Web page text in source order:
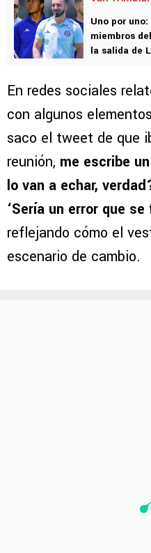
Uno por
miembros
la salida de
En redes sociales
con algunos
saco el tweet de que
reunión, me escribe
lo van a echar,
‘Sería un error que se
reflejando cómo el
escenario de cambio.